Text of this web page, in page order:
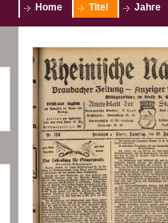
Home Titel Jahre